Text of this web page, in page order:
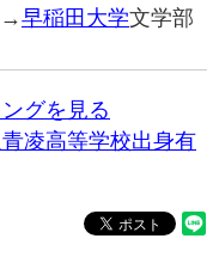
→早稲田大学文学部
グを見る
凌高等学校出身有